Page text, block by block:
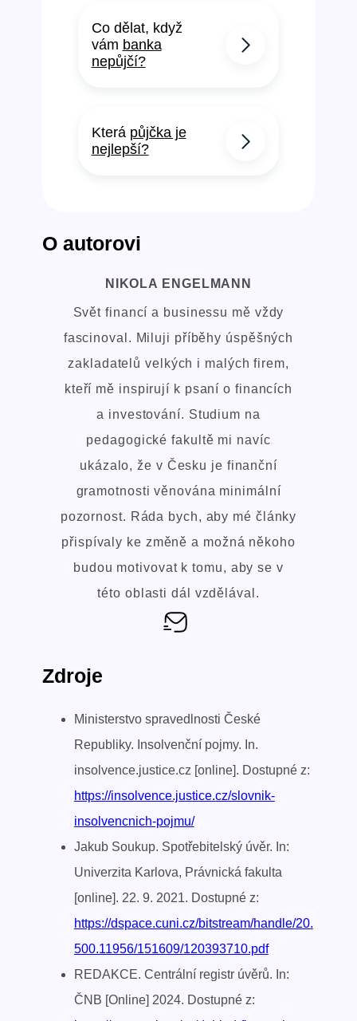
Co dělat, když
vám banka
nepůjčí?
Která půjčka je
nejlepší?
O autorovi
NIKOLA ENGELMANN
Svět financí a businessu mě vždy
fascinoval. Miluji příběhy úspěšných
zakladatelů velkých i malých firem,
kteří mě inspirují k psaní o financích
a investování. Studium na
pedagogické fakultě mi navíc
ukázalo, že v Česku je finanční
gramotnosti věnována minimální
pozornost. Ráda bych, aby mé články
přispívaly ke změně a možná někoho
budou motivovat k tomu, aby se v
této oblasti dál vzdělával.
Zdroje
Ministerstvo spravedlnosti České
Republiky. Insolvenční pojmy. In.
insolvence.justice.cz [online]. Dostupné z:
https://insolvence.justice.cz/slovnik-
insolvencnich-pojmu/
Jakub Soukup. Spotřebitelský úvěr. In:
Univerzita Karlova, Právnická fakulta
[online]. 22. 9. 2021. Dostupné z:
https://dspace.cuni.cz/bitstream/handle/20.
500.11956/151609/120393710.pdf
REDAKCE. Centrální registr úvěrů. In:
ČNB [Online] 2024. Dostupné z: